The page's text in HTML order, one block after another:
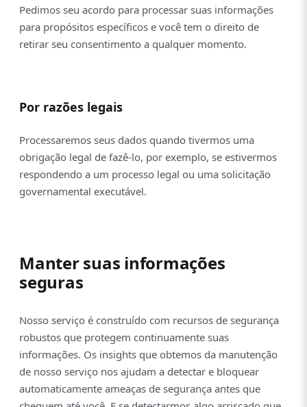
Pedimos seu acordo para processar suas informações
para propósitos específicos e você tem o direito de
retirar seu consentimento a qualquer momento.
Por razões legais
Processaremos seus dados quando tivermos uma
obrigação legal de fazê-lo, por exemplo, se estivermos
respondendo a um processo legal ou uma solicitação
governamental executável.
Manter suas informações
seguras
Nosso serviço é construído com recursos de segurança
robustos que protegem continuamente suas
informações. Os insights que obtemos da manutenção
de nosso serviço nos ajudam a detectar e bloquear
automaticamente ameaças de segurança antes que